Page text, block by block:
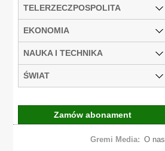
TELERZECZPOSPOLITA
EKONOMIA
NAUKA I TECHNIKA
ŚWIAT
Zamów abonament
Gremi Media: O nas